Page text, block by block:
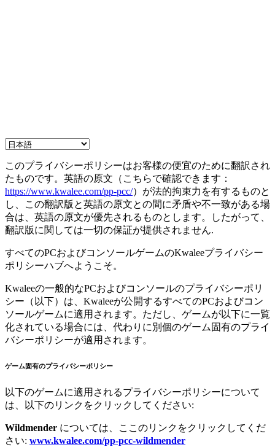
このプライバシーポリシーはお客様の便宜のために翻訳され
たものです。英語の原文（こちらで確認できます：
https://www.kwalee.com/pp-pcc/）が法的拘束力を有するものと
し、この翻訳版と英語の原文との間に矛盾や不一致がある場
合は、英語の原文が優先されるものとします。したがって、
翻訳版に関しては一切の保証が提供されません.
すべてのPCおよびコンソールゲームのKwaleeプライバシー
ポリシーハブへようこそ。
Kwaleeの一般的なPCおよびコンソールのプライバシーポリ
シー（以下）は、Kwaleeが公開するすべてのPCおよびコン
ソールゲームに適用されます。ただし、ゲームが以下に一覧
化されている場合には、代わりに別個のゲーム固有のプライ
バシーポリシーが適用されます。
ゲーム固有のプライバシーポリシー
以下のゲームに適用されるプライバシーポリシーについて
は、以下のリンクをクリックしてください:
Wildmender については、ここのリンクをクリックしてくだ
さい: www.kwalee.com/pp-pcc-wildmender